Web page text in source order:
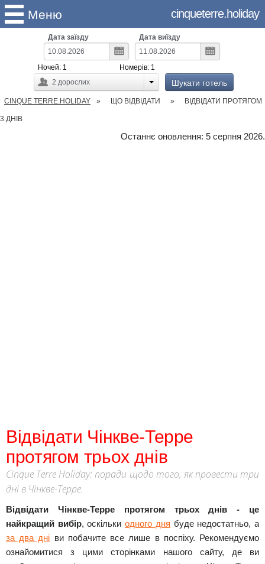
Меню cinqueterre.holiday
Дата заїзду Дата виїзду
2 дорослих
Ночей: 1 Номерів: 1
Шукати готель
CINQUE TERRE.HOLIDAY ЩО ВІДВІДАТИ ВІДВІДАТИ ПРОТЯГОМ
3 ДНІВ
Останнє оновлення: 5 серпня 2026.
Відвідати Чінкве-Терре
протягом трьох днів
Cinque Terre Holiday: поради щодо того, як провести три
дні в Чінкве-Терре.
Відвідати Чінкве-Терре протягом трьох днів - це
найкращий вибір, оскількиодного дня буде недостатньо, а
за два дні ви побачите все лише в поспіху. Рекомендуємо
ознайомитися з цими сторінками нашого сайту, де ви